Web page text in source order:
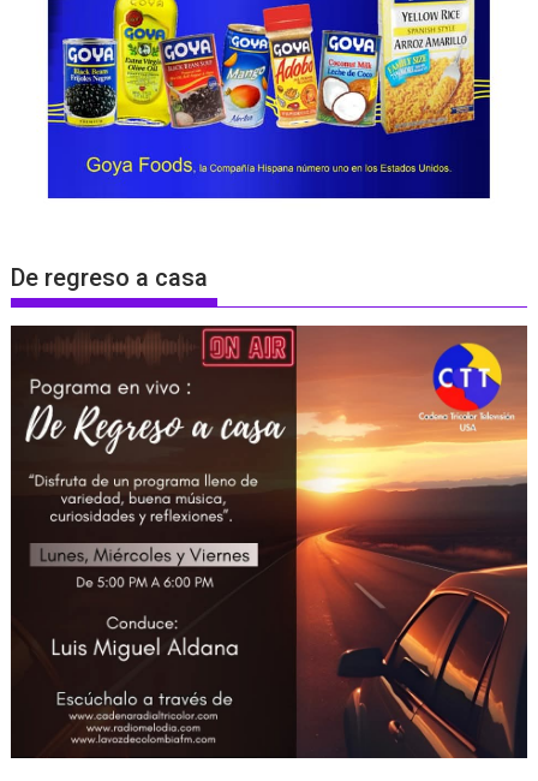
De regreso a casa